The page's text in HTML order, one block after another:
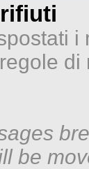
i
di
be